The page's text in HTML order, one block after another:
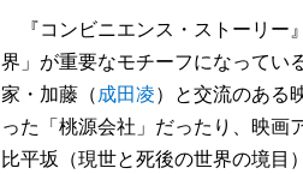
『コンビニエンス・ストーリー
界」が重要なモチーフになってい
家・加藤（成田凌）と交流のある
った「桃源会社」だったり、映画
比平坂（現世と死後の世界の境目